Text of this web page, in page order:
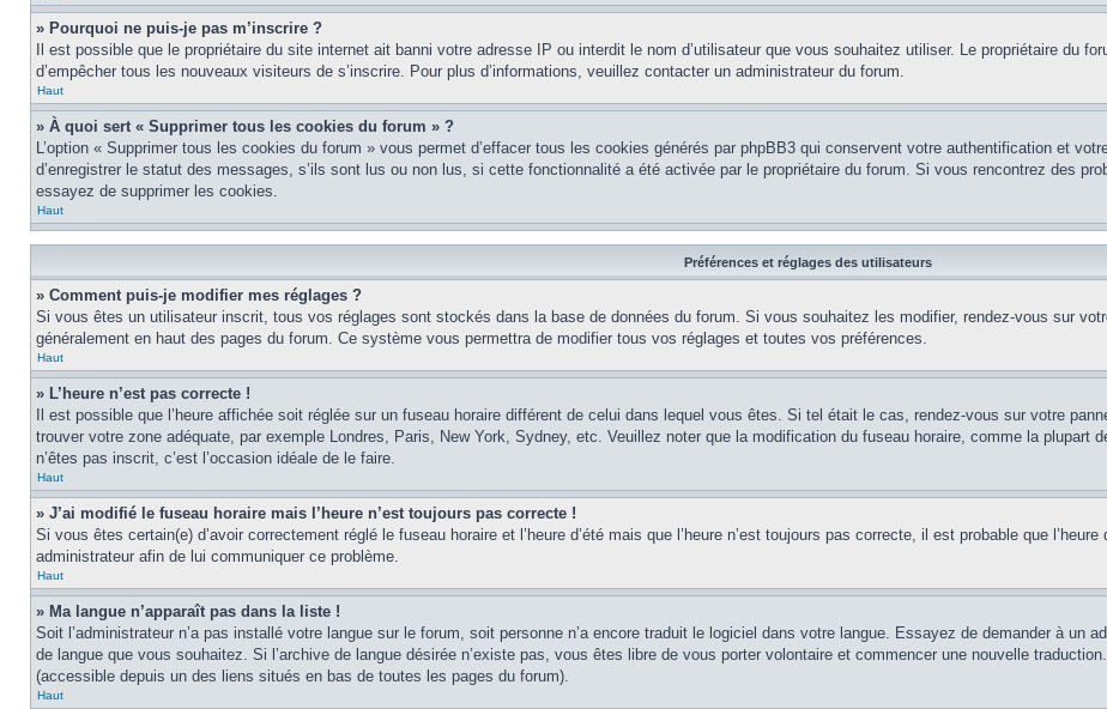
» Pourquoi ne puis-je pas m’inscrire ?
Il est possible que le propriétaire du site internet ait banni votre adresse IP ou interdit le nom d’utilisateur que vous souhaitez utiliser. Le propriétaire du
d’empêcher tous les nouveaux visiteurs de s’inscrire. Pour plus d’informations, veuillez contacter un administrateur du forum.
Haut
» À quoi sert « Supprimer tous les cookies du forum » ?
L’option « Supprimer tous les cookies du forum » vous permet d’effacer tous les cookies générés par phpBB3 qui conservent votre authentification et
d’enregistrer le statut des messages, s’ils sont lus ou non lus, si cette fonctionnalité a été activée par le propriétaire du forum. Si vous rencontrez des
essayez de supprimer les cookies.
Haut
Préférences et réglages des utilisateurs
» Comment puis-je modifier mes réglages ?
Si vous êtes un utilisateur inscrit, tous vos réglages sont stockés dans la base de données du forum. Si vous souhaitez les modifier, rendez-vous sur
généralement en haut des pages du forum. Ce système vous permettra de modifier tous vos réglages et toutes vos préférences.
Haut
» L’heure n’est pas correcte !
Il est possible que l’heure affichée soit réglée sur un fuseau horaire différent de celui dans lequel vous êtes. Si tel était le cas, rendez-vous sur votre
trouver votre zone adéquate, par exemple Londres, Paris, New York, Sydney, etc. Veuillez noter que la modification du fuseau horaire, comme la plupart
n’êtes pas inscrit, c’est l’occasion idéale de le faire.
Haut
» J’ai modifié le fuseau horaire mais l’heure n’est toujours pas correcte !
Si vous êtes certain(e) d’avoir correctement réglé le fuseau horaire et l’heure d’été mais que l’heure n’est toujours pas correcte, il est probable que
administrateur afin de lui communiquer ce problème.
Haut
» Ma langue n’apparaît pas dans la liste !
Soit l’administrateur n’a pas installé votre langue sur le forum, soit personne n’a encore traduit le logiciel dans votre langue. Essayez de demander à un
de langue que vous souhaitez. Si l’archive de langue désirée n’existe pas, vous êtes libre de vous porter volontaire et commencer une nouvelle
(accessible depuis un des liens situés en bas de toutes les pages du forum).
Haut